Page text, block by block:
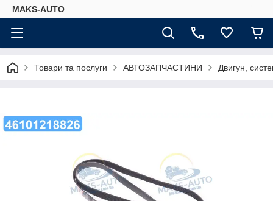
MAKS-AUTO
Товари та послуги АВТОЗАПЧАСТИНИ Двигун,